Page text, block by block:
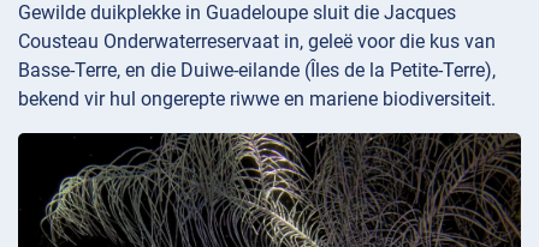
Gewilde duikplekke in Guadeloupe sluit die Jacques
Cousteau Onderwaterreservaat in, geleë voor die kus van
Basse-Terre, en die Duiwe-eilande (Îles de la Petite-Terre),
bekend vir hul ongerepte riwwe en mariene biodiversiteit.